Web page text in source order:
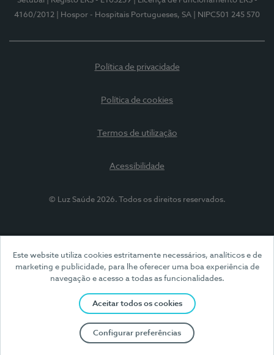
Este website utiliza cookies estritamente necessários, analíticos e de
marketing e publicidade, para lhe oferecer uma boa experiência de
navegação e acesso a todas as funcionalidades.
Aceitar todos os cookies
Configurar preferências
4160/2012
| Hospor - Hospitais Portugueses, SA | NIPC501 245 570
Política de privacidade
Política de cookies
Termos de utilização
Acessibilidade
© Luz Saúde 2026. Todos os direitos reservados.